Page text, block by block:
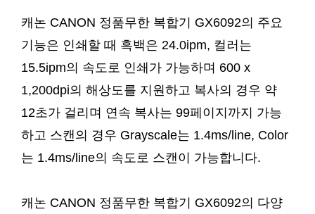
캐논 CANON 정품무한 복합기 GX6092의 주요
기능은 인쇄할 때 흑백은 24.0ipm, 컬러는
15.5ipm의 속도로 인쇄가 가능하며 600 x
1,200dpi의 해상도를 지원하고 복사의 경우 약
12초가 걸리며 연속 복사는 99페이지까지 가능
하고 스캔의 경우 Grayscale는 1.4ms/line, Color
는 1.4ms/line의 속도로 스캔이 가능합니다.
캐논 CANON 정품무한 복합기 GX6092의 다양